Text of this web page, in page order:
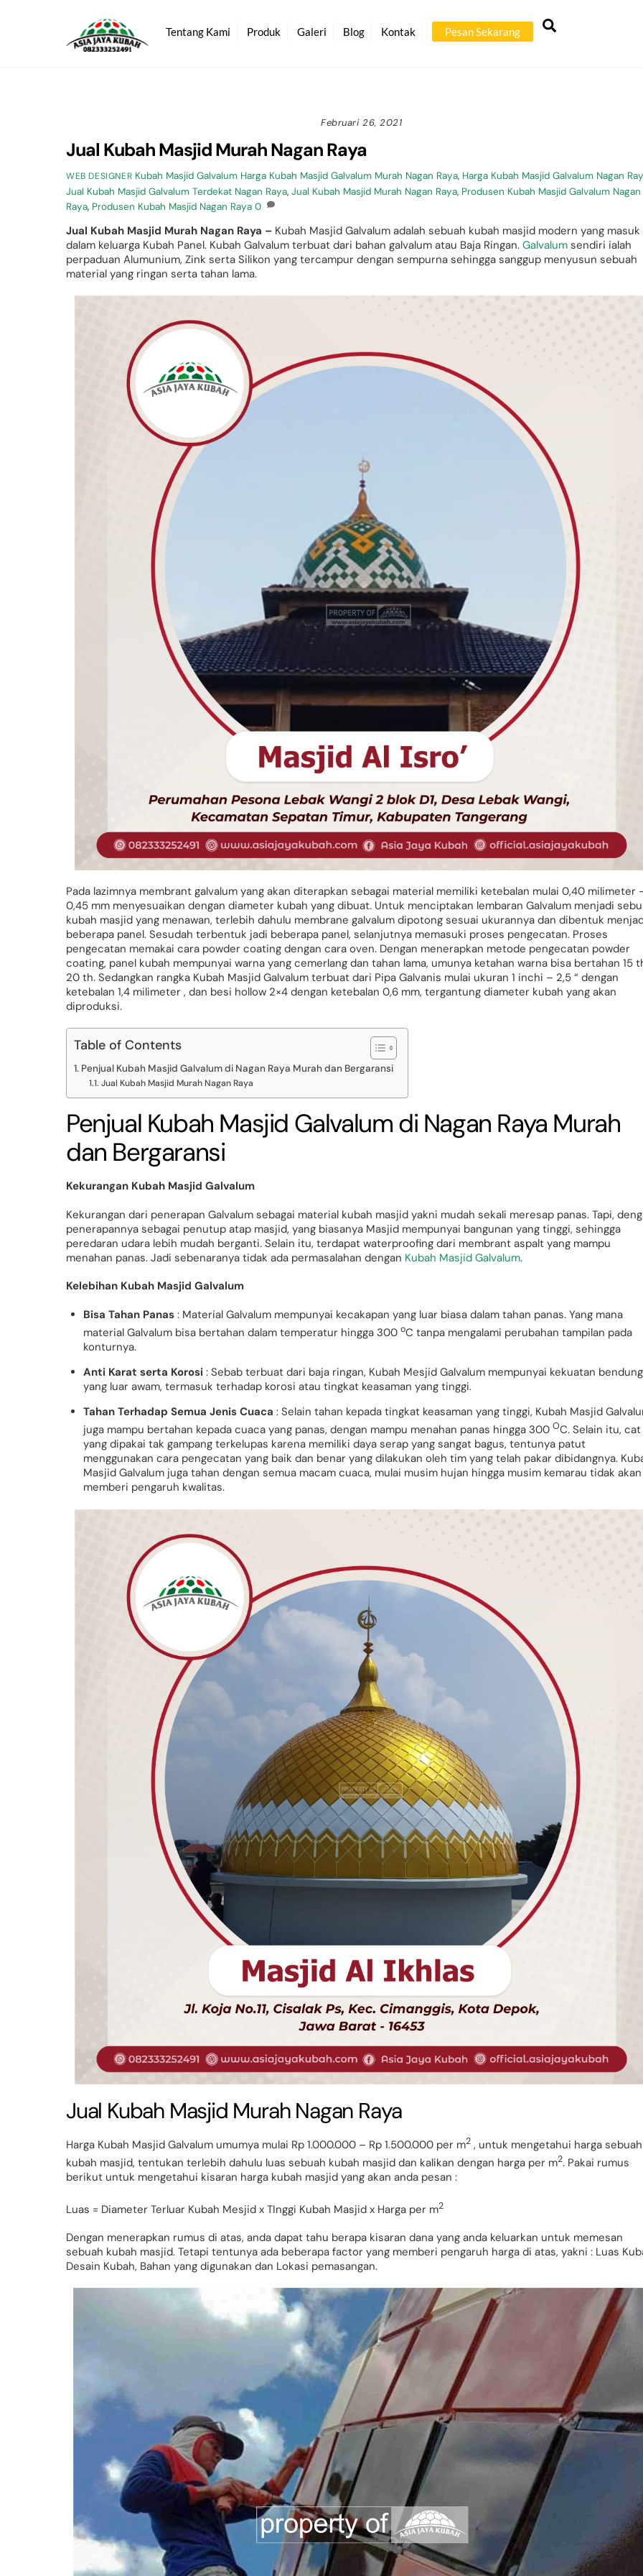
Tentang Kami Produk Galeri Blog Kontak Pesan Sekarang
Februari 26, 2021
Jual Kubah Masjid Murah Nagan Raya
WEB DESIGNER Kubah Masjid Galvalum Harga Kubah Masjid Galvalum Murah Nagan Raya, Harga Kubah Masjid Galvalum Nagan
Jual Kubah Masjid Galvalum Terdekat Nagan Raya, Jual Kubah Masjid Murah Nagan Raya, Produsen Kubah Masjid Galvalum Nagan
Raya, Produsen Kubah Masjid Nagan Raya 0
Jual Kubah Masjid Murah Nagan Raya – Kubah Masjid Galvalum adalah sebuah kubah masjid modern yang masuk
dalam keluarga Kubah Panel. Kubah Galvalum terbuat dari bahan galvalum atau Baja Ringan. Galvalum sendiri ialah
perpaduan Alumunium, Zink serta Silikon yang tercampur dengan sempurna sehingga sanggup menyusun sebuah
material yang ringan serta tahan lama.
Pada lazimnya membrant galvalum yang akan diterapkan sebagai material memiliki ketebalan mulai 0,40 milimeter
0,45 mm menyesuaikan dengan diameter kubah yang dibuat. Untuk menciptakan lembaran Galvalum menjadi
kubah masjid yang menawan, terlebih dahulu membrane galvalum dipotong sesuai ukurannya dan dibentuk
beberapa panel. Sesudah terbentuk jadi beberapa panel, selanjutnya memasuki proses pengecatan. Proses
pengecatan memakai cara powder coating dengan cara oven. Dengan menerapkan metode pengecatan powder
coating, panel kubah mempunyai warna yang cemerlang dan tahan lama, umunya ketahan warna bisa bertahan 15
20 th. Sedangkan rangka Kubah Masjid Galvalum terbuat dari Pipa Galvanis mulai ukuran 1 inchi – 2,5 “ dengan
ketebalan 1,4 milimeter , dan besi hollow 2×4 dengan ketebalan 0,6 mm, tergantung diameter kubah yang akan
diproduksi.
Table of Contents
Penjual Kubah Masjid Galvalum di Nagan Raya Murah dan Bergaransi
Jual Kubah Masjid Murah Nagan Raya
Penjual Kubah Masjid Galvalum di Nagan Raya Murah
dan Bergaransi
Kekurangan Kubah Masjid Galvalum
Kekurangan dari penerapan Galvalum sebagai material kubah masjid yakni mudah sekali meresap panas. Tapi,
penerapannya sebagai penutup atap masjid, yang biasanya Masjid mempunyai bangunan yang tinggi, sehingga
peredaran udara lebih mudah berganti. Selain itu, terdapat waterproofing dari membrant aspalt yang mampu
menahan panas. Jadi sebenaranya tidak ada permasalahan dengan Kubah Masjid Galvalum.
Kelebihan Kubah Masjid Galvalum
Bisa Tahan Panas : Material Galvalum mempunyai kecakapan yang luar biasa dalam tahan panas. Yang mana
material Galvalum bisa bertahan dalam temperatur hingga 300 oC tanpa mengalami perubahan tampilan pada
konturnya.
Anti Karat serta Korosi : Sebab terbuat dari baja ringan, Kubah Mesjid Galvalum mempunyai kekuatan bendung
yang luar awam, termasuk terhadap korosi atau tingkat keasaman yang tinggi.
Tahan Terhadap Semua Jenis Cuaca : Selain tahan kepada tingkat keasaman yang tinggi, Kubah Masjid
juga mampu bertahan kepada cuaca yang panas, dengan mampu menahan panas hingga 300 OC. Selain itu, cat
yang dipakai tak gampang terkelupas karena memiliki daya serap yang sangat bagus, tentunya patut
menggunakan cara pengecatan yang baik dan benar yang dilakukan oleh tim yang telah pakar dibidangnya.
Masjid Galvalum juga tahan dengan semua macam cuaca, mulai musim hujan hingga musim kemarau tidak akan
memberi pengaruh kwalitas.
Jual Kubah Masjid Murah Nagan Raya
Harga Kubah Masjid Galvalum umumya mulai Rp 1.000.000 – Rp 1.500.000 per m2 , untuk mengetahui harga sebuah
kubah masjid, tentukan terlebih dahulu luas sebuah kubah masjid dan kalikan dengan harga per m2. Pakai rumus
berikut untuk mengetahui kisaran harga kubah masjid yang akan anda pesan :
Luas = Diameter Terluar Kubah Mesjid x TInggi Kubah Masjid x Harga per m2
Dengan menerapkan rumus di atas, anda dapat tahu berapa kisaran dana yang anda keluarkan untuk memesan
sebuah kubah masjid. Tetapi tentunya ada beberapa factor yang memberi pengaruh harga di atas, yakni : Luas
Desain Kubah, Bahan yang digunakan dan Lokasi pemasangan.
To
Top